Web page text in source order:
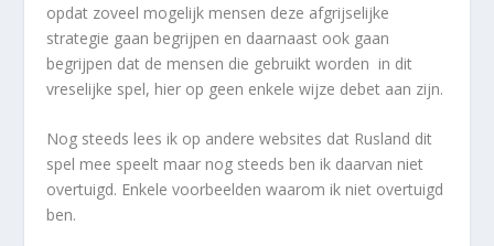
opdat zoveel mogelijk mensen deze afgrijselijke
strategie gaan begrijpen en daarnaast ook gaan
begrijpen dat de mensen die gebruikt worden in dit
vreselijke spel, hier op geen enkele wijze debet aan zijn.
Nog steeds lees ik op andere websites dat Rusland dit
spel mee speelt maar nog steeds ben ik daarvan niet
overtuigd. Enkele voorbeelden waarom ik niet overtuigd
ben.